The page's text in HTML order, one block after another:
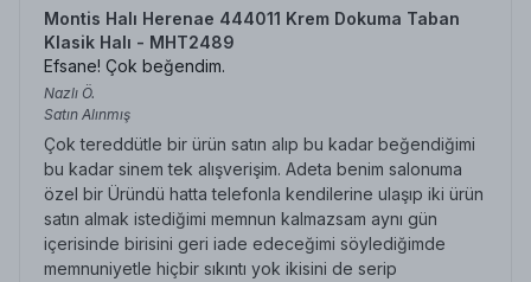
Montis Halı Herenae 444011 Krem Dokuma Taban
Klasik Halı - MHT2489
Efsane! Çok beğendim.
Nazlı Ö.
Satın Alınmış
Çok tereddütle bir ürün satın alıp bu kadar beğendiğimi
bu kadar sinem tek alışverişim. Adeta benim salonuma
özel bir Üründü hatta telefonla kendilerine ulaşıp iki ürün
satın almak istediğimi memnun kalmazsam aynı gün
içerisinde birisini geri iade edeceğimi söylediğimde
memnuniyetle hiçbir sıkıntı yok ikisini de serip